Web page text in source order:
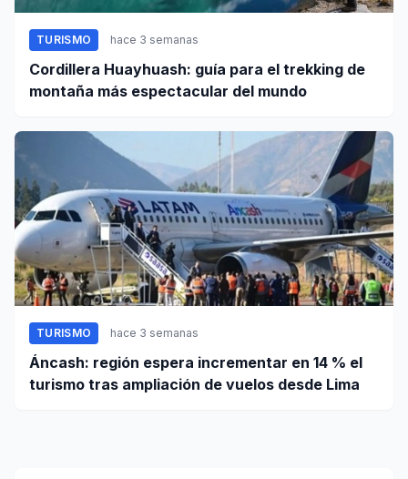
TURISMO hace 3 semanas
Cordillera Huayhuash: guía para el trekking de
montaña más espectacular del mundo
TURISMO hace 3 semanas
Áncash: región espera incrementar en 14 % el
turismo tras ampliación de vuelos desde Lima